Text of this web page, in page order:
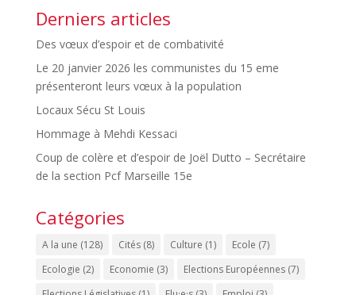
Derniers articles
Des vœux d’espoir et de combativité
Le 20 janvier 2026 les communistes du 15 eme
présenteront leurs vœux à la population
Locaux Sécu St Louis
Hommage à Mehdi Kessaci
Coup de colère et d’espoir de Joël Dutto – Secrétaire
de la section Pcf Marseille 15e
Catégories
A la une (128) Cités(8) Culture (1) Ecole (7)
Ecologie (2) Economie (3) Elections Européennes(7)